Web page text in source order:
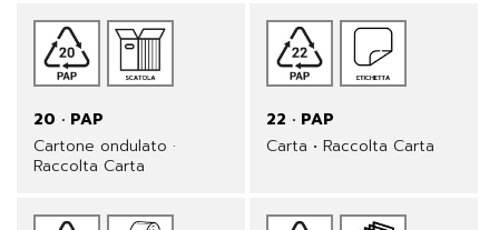
20 · PAP
Cartone ondulato ·
Raccolta Carta
22 · PAP
Carta • Raccolta Carta